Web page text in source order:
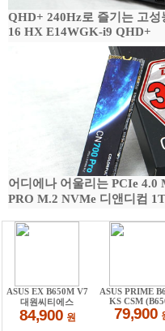
QHD+ 240Hz로 즐기는 고
16 HX E14WGK-i9 QHD+
어디에나 어울리는 PCIe 4.0
PRO M.2 NVMe 디앤디컴